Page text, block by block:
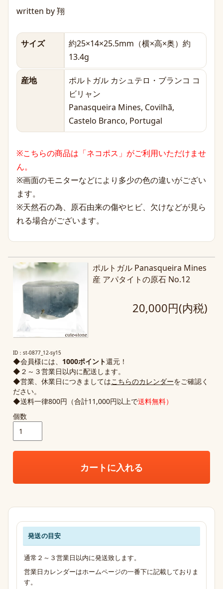
written by 翔
サイズ
約25×14×25.5mm（横×高×奥）約
13.4g
産地
ポルトガル カシュテロ・ブランコ コ
ビリャン
Panasqueira Mines, Covilhã,
Castelo Branco, Portugal
※こちらの商品は「ネコポス」がご利用いただけませ
ん。
※画面のモニターなどにより多少の色の違いがござい
ます。
※天然石の為、原石由来の傷やヒビ、欠けなどが見ら
れる場合がございます。
ポルトガル Panasqueira Mines
産 アパタイトの原石 No.12
20,000円(内税)
ID：st-0877_12-sy15
◆会員様には、 1000ポイント還元！
◆２～３営業日以内に配送します。
◆営業、休業日につきましてはこちらのカレンダーをご確認く
ださい。
◆送料一律800円（合計11,000円以上で送料無料）
個数
カートに入れる
発送・お支払い・送料のご案内
発送の目安
通常２～３営業日以内に発送致します。
営業日カレンダーはホームページの一番下に記載しておりま
す。